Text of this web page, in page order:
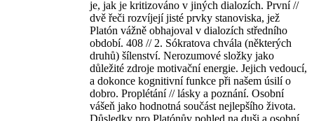
je, jak je kritizováno v jiných dialozích. První //
dvě řeči rozvíjejí jisté prvky stanoviska, jež
Platón vážně obhajoval v dialozích středního
období. 408 // 2. Sókratova chvála (některých
druhů) šílenství. Nerozumové složky jako
důležité zdroje motivační energie. Jejich vedoucí,
a dokonce kognitivní funkce při našem úsilí o
dobro. Proplétání // lásky a poznání. Osobní
vášeň jako hodnotná součást nejlepšího života.
Důsledky pro Platónův pohled na duši a osobní